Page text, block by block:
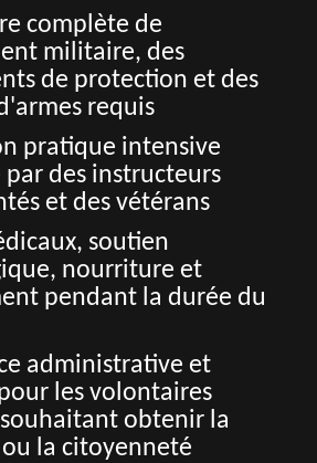
complète de
militaire, des
de protection et des
requis
pratique intensive
par des instructeurs
et des vétérans
soutien
nourriture et
pendant la durée du
administrative et
les volontaires
obtenir la
la citoyenneté